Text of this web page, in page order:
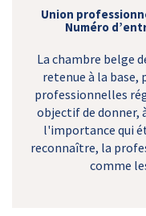
Union
Numéro
La chambre belge
retenue à la base,
professionnelles
objectif de donner,
l'importance qui
reconnaître, la
comme